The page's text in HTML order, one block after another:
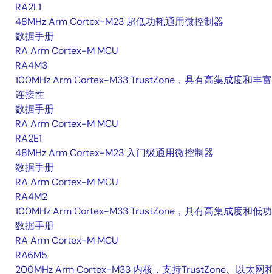
RA2L1
48MHz Arm Cortex-M23 超低功耗通用微控制器
数据手册
RA Arm Cortex-M MCU
RA4M3
100MHz Arm Cortex-M33 TrustZone，具有高集成度和丰
连接性
数据手册
RA Arm Cortex-M MCU
RA2E1
48MHz Arm Cortex-M23 入门级通用微控制器
数据手册
RA Arm Cortex-M MCU
RA4M2
100MHz Arm Cortex-M33 TrustZone，具有高集成度和低
数据手册
RA Arm Cortex-M MCU
RA6M5
200MHz Arm Cortex-M33 内核，支持TrustZone、以太网